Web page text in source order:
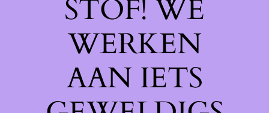
STOF! WE
WERKEN
AAN IETS